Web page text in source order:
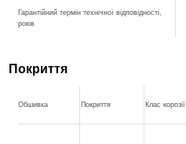
Гарантійний термін технічної відповідності,
років
Покриття
Обшивка Покриття Клас корозії